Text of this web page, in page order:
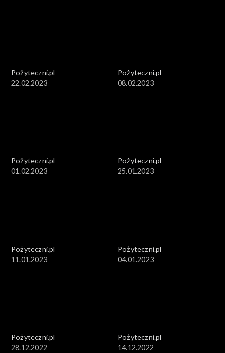
Pożyteczni.pl
22.02.2023
Pożyteczni.pl
08.02.2023
Pożyteczni.pl
01.02.2023
Pożyteczni.pl
25.01.2023
Pożyteczni.pl
11.01.2023
Pożyteczni.pl
04.01.2023
Pożyteczni.pl
28.12.2022
Pożyteczni.pl
14.12.2022